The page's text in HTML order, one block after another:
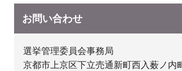
お問い合わせ
選挙管理委員会事務局
京都市上京区下立売通新町西入薮ノ内町